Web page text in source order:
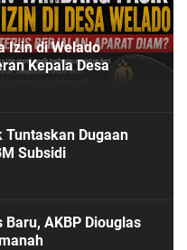
Izin di Welado
Kepala Desa
Tuntaskan Dugaan
Subsidi
AKBP Diouglas